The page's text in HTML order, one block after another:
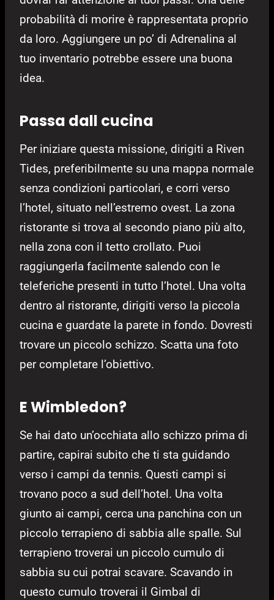
probabilità di morire è rappresentata proprio
da loro. Aggiungere un po’ di Adrenalina al
tuo inventario potrebbe essere una buona
idea.
Passa dall cucina
Per iniziare questa missione, dirigiti a Riven
Tides, preferibilmente su una mappa normale
senza condizioni particolari, e corri verso
l’hotel, situato nell’estremo ovest. La zona
ristorante si trova al secondo piano più alto,
nella zona con il tetto crollato. Puoi
raggiungerla facilmente salendo con le
teleferiche presenti in tutto l’hotel. Una volta
dentro al ristorante, dirigiti verso la piccola
cucina e guardate la parete in fondo. Dovresti
trovare un piccolo schizzo. Scatta una foto
per completare l’obiettivo.
E Wimbledon?
Se hai dato un’occhiata allo schizzo prima di
partire, capirai subito che ti sta guidando
verso i campi da tennis. Questi campi si
trovano poco a sud dell’hotel. Una volta
giunto ​​ai campi, cerca una panchina con un
piccolo terrapieno di sabbia alle spalle. Sul
terrapieno troverai un piccolo cumulo di
sabbia su cui potrai scavare. Scavando in
questo cumulo troverai il Gimbal di